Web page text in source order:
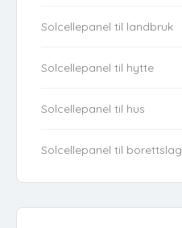
Solcellepanel til landbruk
Solcellepanel til hytte
Solcellepanel til hus
Solcellepanel til borettslag